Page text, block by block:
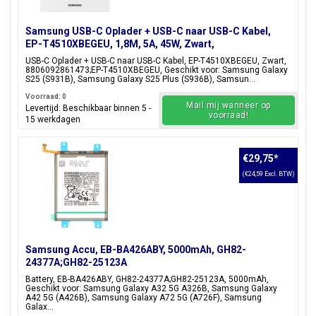
Samsung USB-C Oplader + USB-C naar USB-C Kabel,
EP-T4510XBEGEU, 1,8M, 5A, 45W, Zwart,
Blisterverpakking, 8806092861473;EP-T4510XBEGEU
USB-C Oplader + USB-C naar USB-C Kabel, EP-T4510XBEGEU, Zwart,
8806092861473;EP-T4510XBEGEU, Geschikt voor: Samsung Galaxy
S25 (S931B), Samsung Galaxy S25 Plus (S936B), Samsun...
Voorraad: 0
Levertijd: Beschikbaar binnen 5 -
15 werkdagen
Mail mij wanneer op
voorraad!
Samsung Accu, EB-BA426ABY, 5000mAh, GH82-
24377A;GH82-25123A
Battery, EB-BA426ABY, GH82-24377A;GH82-25123A, 5000mAh,
Geschikt voor: Samsung Galaxy A32 5G A326B, Samsung Galaxy
A42 5G (A426B), Samsung Galaxy A72 5G (A726F), Samsung
Galax...
€29,75*
(€24,59 Excl. BTW)